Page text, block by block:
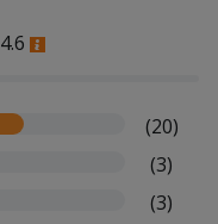
4.6
(20)
(3)
(3)